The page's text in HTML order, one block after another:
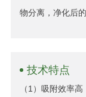
物分离，净化后
技术特点
（1）吸附效率